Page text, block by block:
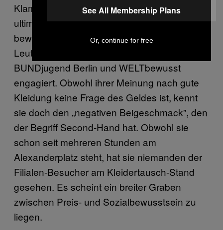
Klamottentausch und Second-Hand nicht die
ultimative Lösung für einen nachhaltigen,
bewussten Güterkonsum sind, wissen auch
Leute wie Jenny, die sich in Gruppen wie
BUNDjugend Berlin und WELTbewusst
engagiert. Obwohl ihrer Meinung nach gute
Kleidung keine Frage des Geldes ist, kennt
sie doch den „negativen Beigeschmack”, den
der Begriff Second-Hand hat. Obwohl sie
schon seit mehreren Stunden am
Alexanderplatz steht, hat sie niemanden der
Filialen-Besucher am Kleidertausch-Stand
gesehen. Es scheint ein breiter Graben
zwischen Preis- und Sozialbewusstsein zu
liegen.
See All Membership Plans
Or, continue for free